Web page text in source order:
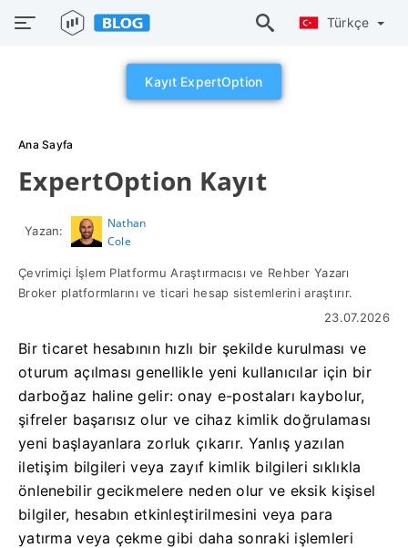
Türkçe
Kayıt ExpertOption
Ana Sayfa
ExpertOption Kayıt
Yazan:
Nathan
Cole
Çevrimiçi İşlem Platformu Araştırmacısı ve Rehber Yazarı
Broker platformlarını ve ticari hesap sistemlerini araştırır.
23.07.2026
Bir ticaret hesabının hızlı bir şekilde kurulması ve
oturum açılması genellikle yeni kullanıcılar için bir
darboğaz haline gelir: onay e-postaları kaybolur,
şifreler başarısız olur ve cihaz kimlik doğrulaması
yeni başlayanlara zorluk çıkarır. Yanlış yazılan
iletişim bilgileri veya zayıf kimlik bilgileri sıklıkla
önlenebilir gecikmelere neden olur ve eksik kişisel
bilgiler, hesabın etkinleştirilmesini veya para
yatırma veya çekme gibi daha sonraki işlemleri